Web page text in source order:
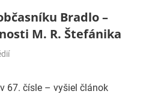
Bradlo –
M. R. Štefánika
67. čísle – vyšiel článok